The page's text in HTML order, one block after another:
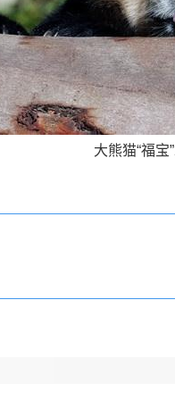
大熊猫“福